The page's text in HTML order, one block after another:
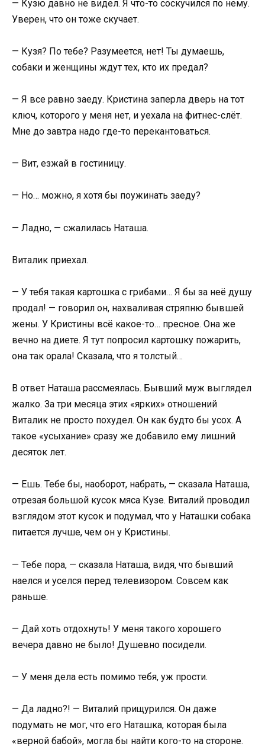
— Кузю давно не видел. Я что-то соскучился по нему.
Уверен, что он тоже скучает.
— Кузя? По тебе? Разумеется, нет! Ты думаешь,
собаки и женщины ждут тех, кто их предал?
— Я все равно заеду. Кристина заперла дверь на тот
ключ, которого у меня нет, и уехала на фитнес-слёт.
Мне до завтра надо где-то перекантоваться.
— Вит, езжай в гостиницу.
— Но… можно, я хотя бы поужинать заеду?
— Ладно, — сжалилась Наташа.
Виталик приехал.
— У тебя такая картошка с грибами… Я бы за неё душу
продал! — говорил он, нахваливая стряпню бывшей
жены. У Кристины всё какое-то… пресное. Она же
вечно на диете. Я тут попросил картошку пожарить,
она так орала! Сказала, что я толстый…
В ответ Наташа рассмеялась. Бывший муж выглядел
жалко. За три месяца этих «ярких» отношений
Виталик не просто похудел. Он как будто бы усох. А
такое «усыхание» сразу же добавило ему лишний
десяток лет.
— Ешь. Тебе бы, наоборот, набрать, — сказала Наташа,
отрезая большой кусок мяса Кузе. Виталий проводил
взглядом этот кусок и подумал, что у Наташки собака
питается лучше, чем он у Кристины.
— Тебе пора, — сказала Наташа, видя, что бывший
наелся и уселся перед телевизором. Совсем как
раньше.
— Дай хоть отдохнуть! У меня такого хорошего
вечера давно не было! Душевно посидели.
— У меня дела есть помимо тебя, уж прости.
— Да ладно?! — Виталий прищурился. Он даже
подумать не мог, что его Наташка, которая была
«верной бабой», могла бы найти кого-то на стороне.